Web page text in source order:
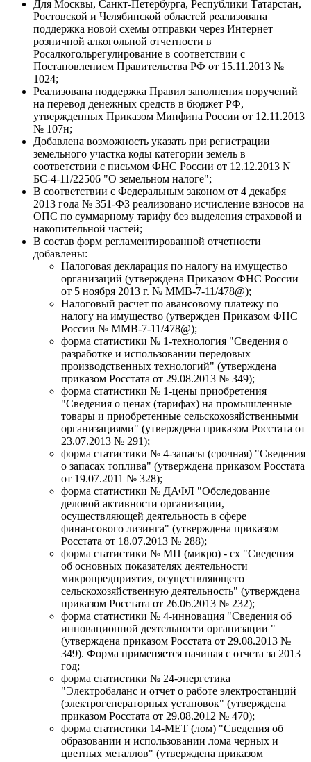
Для Москвы, Санкт-Петербурга, Республики Татарстан,
Ростовской и Челябинской областей реализована
поддержка новой схемы отправки через Интернет
розничной алкогольной отчетности в
Росалкогольрегулирование в соответствии с
Постановлением Правительства РФ от 15.11.2013 №
1024;
Реализована поддержка Правил заполнения поручений
на перевод денежных средств в бюджет РФ,
утвержденных Приказом Минфина России от 12.11.2013
№ 107н;
Добавлена возможность указать при регистрации
земельного участка коды категории земель в
соответствии с письмом ФНС России от 12.12.2013 N
БС-4-11/22506 "О земельном налоге";
В соответствии с Федеральным законом от 4 декабря
2013 года № 351-ФЗ реализовано исчисление взносов на
ОПС по суммарному тарифу без выделения страховой и
накопительной частей;
В состав форм регламентированной отчетности
добавлены:
Налоговая декларация по налогу на имущество
организаций (утверждена Приказом ФНС России
от 5 ноября 2013 г. № ММВ-7-11/478@);
Налоговый расчет по авансовому платежу по
налогу на имущество (утвержден Приказом ФНС
России № ММВ-7-11/478@);
форма статистики № 1-технология "Сведения о
разработке и использовании передовых
производственных технологий" (утверждена
приказом Росстата от 29.08.2013 № 349);
форма статистики № 1-цены приобретения
"Сведения о ценах (тарифах) на промышленные
товары и приобретенные сельскохозяйственными
организациями" (утверждена приказом Росстата от
23.07.2013 № 291);
форма статистики № 4-запасы (срочная) "Сведения
о запасах топлива" (утверждена приказом Росстата
от 19.07.2011 № 328);
форма статистики № ДАФЛ "Обследование
деловой активности организации,
осуществляющей деятельность в сфере
финансового лизинга" (утверждена приказом
Росстата от 18.07.2013 № 288);
форма статистики № МП (микро) - сх "Сведения
об основных показателях деятельности
микропредприятия, осуществляющего
сельскохозяйственную деятельность" (утверждена
приказом Росстата от 26.06.2013 № 232);
форма статистики № 4-инновация "Сведения об
инновационной деятельности организации "
(утверждена приказом Росстата от 29.08.2013 №
349). Форма применяется начиная с отчета за 2013
год;
форма статистики № 24-энергетика
"Электробаланс и отчет о работе электростанций
(электрогенераторных установок" (утверждена
приказом Росстата от 29.08.2012 № 470);
форма статистики 14-МЕТ (лом) "Сведения об
образовании и использовании лома черных и
цветных металлов" (утверждена приказом